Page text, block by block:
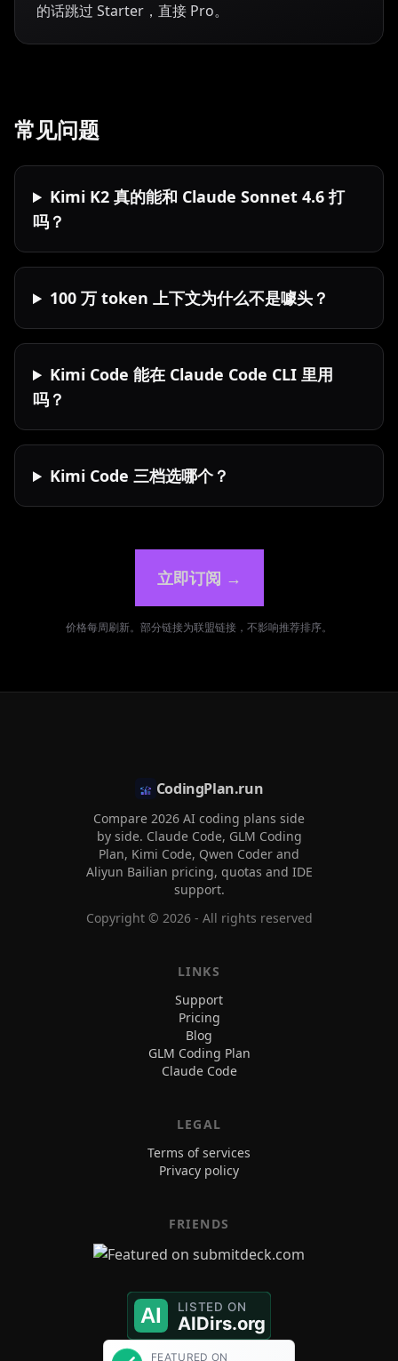
的话跳过 Starter，直接 Pro。
常见问题
Kimi K2 真的能和 Claude Sonnet 4.6 打
吗？
100 万 token 上下文为什么不是噱头？
Kimi Code 能在 Claude Code CLI 里用
吗？
Kimi Code 三档选哪个？
立即订阅 →
价格每周刷新。部分链接为联盟链接，不影响推荐排序。
CodingPlan.run
Compare 2026 AI coding plans side
by side. Claude Code, GLM Coding
Plan, Kimi Code, Qwen Coder and
Aliyun Bailian pricing, quotas and IDE
support.
Copyright © 2026- All rights reserved
LINKS
Support
Pricing
Blog
GLM Coding Plan
Claude Code
LEGAL
Terms of services
Privacy policy
FRIENDS